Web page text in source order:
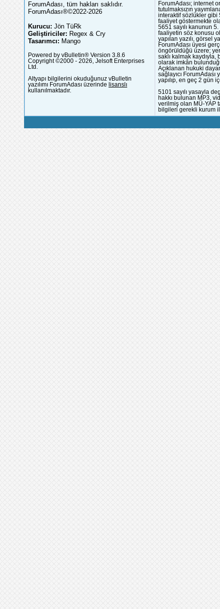
ForumAdası, tüm hakları saklıdır.
ForumAdası®©2022-2026
Kurucu: Jön TüRk
Geliştiriciler: Regex & Cry
Tasarımcı: Mango
Powered by vBulletin® Version 3.8.6
Copyright ©2000 - 2026, Jelsoft Enterprises
Ltd.
Altyapı bilgilerini okuduğunuz vBulletin
yazılımı ForumAdası üzerinde lisanslı
kullanılmaktadır.
ForumAdası; internet
tutulmaksızın
interaktif sözlükler gibi
faaliyet göstermekte
5651 sayılı kanunun
faaliyetin söz konusu
yapılan yazılı, görsel
ForumAdası üyesi
öngörüldüğü üzere;
saklı kalmak
olarak imkân
Açıklanan hukuki
sağlayıcı
yapılıp, en geç 2 gün
5101 sayılı yasayla
hakkı bulunan MP3,
verilmiş olan MÜ-YAP
bilgileri gerekli kurum